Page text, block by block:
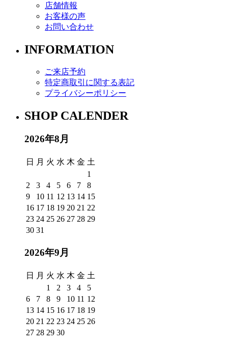
店舗情報
お客様の声
お問い合わせ
INFORMATION
ご来店予約
特定商取引に関する表記
プライバシーポリシー
SHOP CALENDER
2026年8月
日 月 火 水 木 金 土
1
2
3 4 5 6 7
8
9
10 11 12 13 14 15
16 17 18 19 20 21 22
23 24 25 26 27 28 29
30 31
2026年9月
日 月 火 水 木 金 土
1
2 3 4
5
6
7 8 9 10 11 12
13 14 15 16 17 18 19
20 21 22 23 24 25 26
27 28 29 30